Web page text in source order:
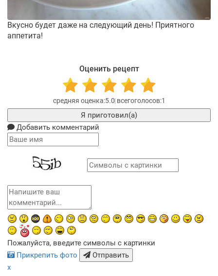
Вкусно будет даже на следующий день! Приятного
аппетита!
Оценить рецепт
5.0 1
Я приготовил(а)
Добавить комментарий
Пожалуйста, введите символы с картинки
Прикрепить фото
Отправить
x